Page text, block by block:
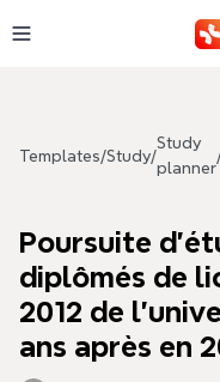
Templates/Study/
Study
planner
Poursuite
diplômés de
2012 de
ans après en